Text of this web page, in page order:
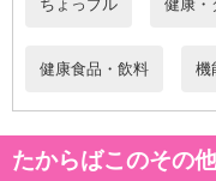
ンクまとめて支払い、楽
※予約商品は決済手段ご
了することがございます
さい。
健康食品・飲料 機
たからばこのその